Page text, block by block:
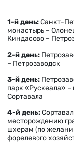
1-й день:Санкт-
монастырь –
Киндасово –
2-й день:
– Петрозаводск
3-й день:
парк «Рускеала» –
Сортавала
4-й день:
месторождению
шхерам (по
форелевого